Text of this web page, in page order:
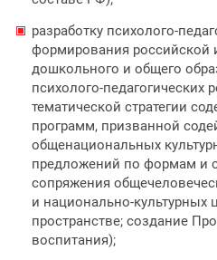
разработку психолого-
формирования российской
дошкольного и общего
психолого-педагогических
тематической стратегии
программ, призванной
общенациональных
предложений по формам и
сопряжения
и национально-культурных
пространстве; создание
воспитания);